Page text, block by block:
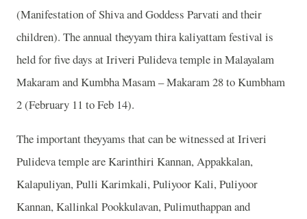
(Manifestation of Shiva and Goddess Parvati and their
children). The annual theyyam thira kaliyattam festival is
held for five days at Iriveri Pulideva temple in Malayalam
Makaram and Kumbha Masam – Makaram 28 to Kumbham
2 (February 11 to Feb 14).
The important theyyams that can be witnessed at Iriveri
Pulideva temple are Karinthiri Kannan, Appakkalan,
Kalapuliyan, Pulli Karimkali, Puliyoor Kali, Puliyoor
Kannan, Kallinkal Pookkulavan, Pulimuthappan and